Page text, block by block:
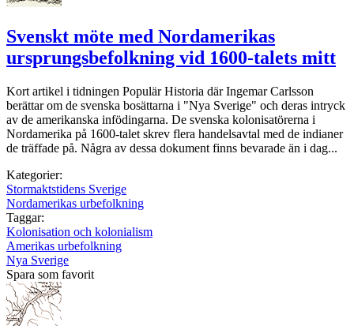
Svenskt möte med Nordamerikas
ursprungsbefolkning vid 1600-talets mitt
Kort artikel i tidningen Populär Historia där Ingemar Carlsson
berättar om de svenska bosättarna i "Nya Sverige" och deras intryck
av de amerikanska infödingarna. De svenska kolonisatörerna i
Nordamerika på 1600-talet skrev flera handelsavtal med de indianer
de träffade på. Några av dessa dokument finns bevarade än i dag...
Kategorier:
Stormaktstidens Sverige
Nordamerikas urbefolkning
Taggar:
Kolonisation och kolonialism
Amerikas urbefolkning
Nya Sverige
Spara som favorit